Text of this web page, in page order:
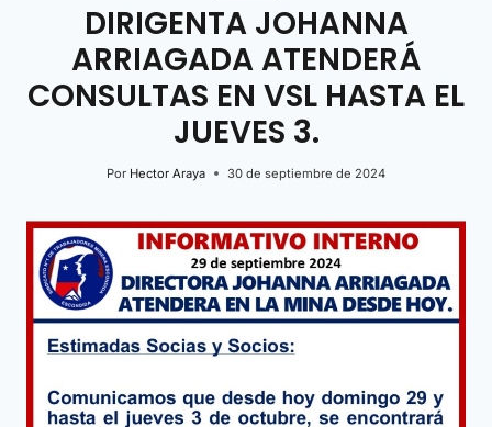
DIRIGENTA JOHANNA
ARRIAGADA ATENDERÁ
CONSULTAS EN VSL HASTA EL
JUEVES 3.
Por Hector Araya 30 de septiembre de 2024